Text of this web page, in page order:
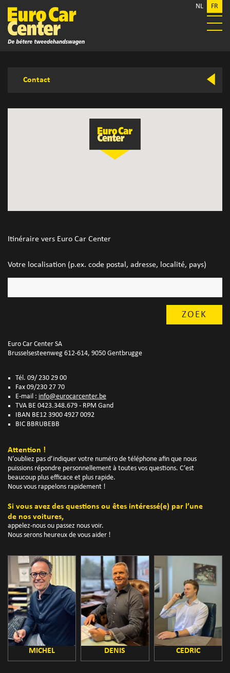
NL FR
Contact
Itinéraire vers Euro Car Center
Votre localisation (p.ex. code postal, adresse, localité, pays)
Euro Car Center SA
Brusselsesteenweg 612-614, 9050 Gentbrugge
Tél. 09/ 230 29 00
Fax 09/230 27 70
E-mail : info@eurocarcenter.be
TVA BE 0423.348.679 - RPM Gand
IBAN BE12 3900 4927 0092
BIC BBRUBEBB
Attention !
N’oubliez pas d’indiquer votre numéro de téléphone afin que nous
puissions répondre personnellement à toutes vos questions. C’est
beaucoup plus efficace et plus rapide.
Nous vous rappelons rapidement !
Si vous avez des questions ou êtes intéressé(e) par l’une
de nos voitures,
appelez-nous ou passez nous voir.
Nous serons heureux de vous aider !
MICHEL DENIS CEDRIC